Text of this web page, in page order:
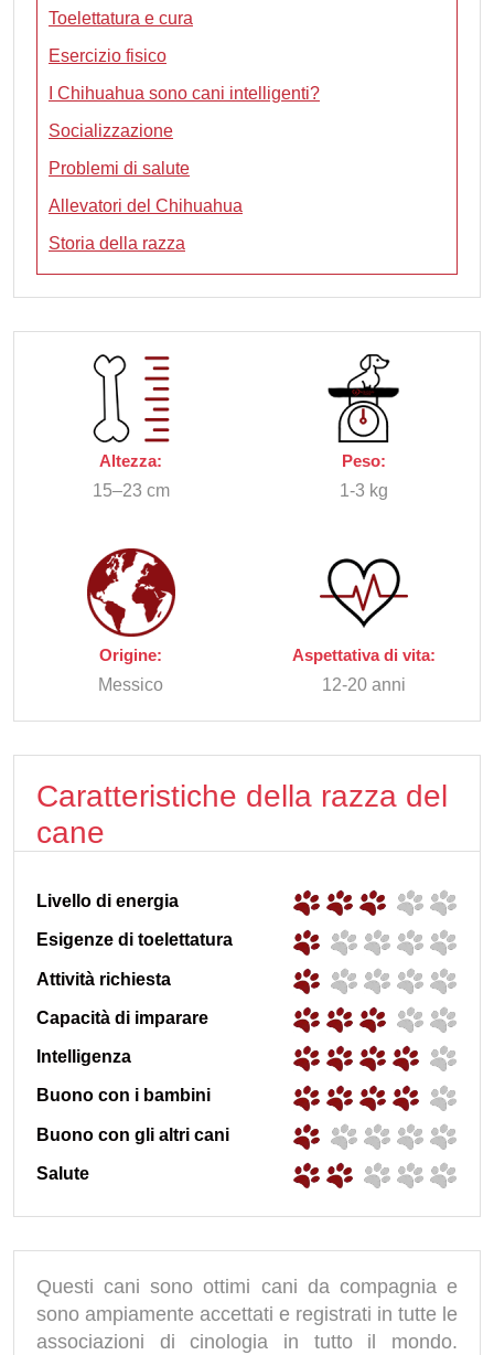
Toelettatura e cura
Esercizio fisico
I Chihuahua sono cani intelligenti?
Socializzazione
Problemi di salute
Allevatori del Chihuahua
Storia della razza
Altezza:
15–23 cm
Peso:
1-3 kg
Origine:
Messico
Aspettativa di vita:
12-20 anni
Caratteristiche della razza del
cane
Livello di energia
Esigenze di toelettatura
Attività richiesta
Capacità di imparare
Intelligenza
Buono con i bambini
Buono con gli altri cani
Salute
Questi cani sono ottimi cani da compagnia e
sono ampiamente accettati e registrati in tutte le
associazioni di cinologia in tutto il mondo.